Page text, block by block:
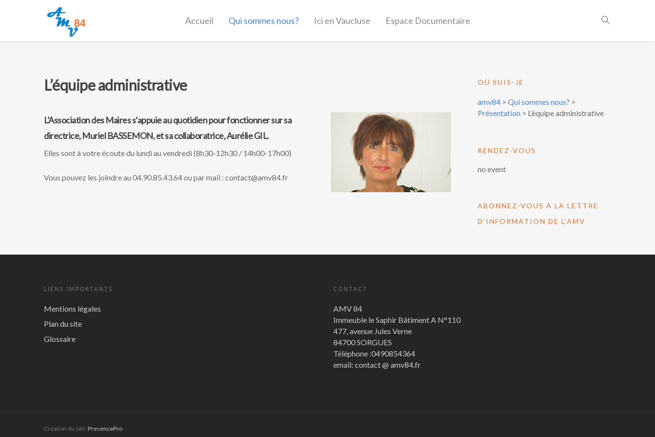
Accueil Qui sommes nous? Ici en Vaucluse Espace Documentaire
L’équipe administrative
L’Association des Maires s’appuie au quotidien pour fonctionner sur sa
directrice, Muriel BASSEMON, et sa collaboratrice, Aurélie GIL.
Elles sont à votre écoute du lundi au vendredi (8h30-12h30 / 14h00-17h00)
Vous pouvez les joindre au 04.90.85.43.64 ou par mail : contact@amv84.fr
OÙ SUIS-JE
amv84 >Qui sommes nous? >
Présentation > L’équipe administrative
RENDEZ-VOUS
no event
ABONNEZ-VOUS À LA LETTRE
D’INFORMATION DE L’AMV
LIENS IMPORTANTS
Mentions légales
Plan du site
Glossaire
CONTACT
AMV 84
Immeuble le Saphir Bâtiment A N°110
477, avenue Jules Verne
84700 SORGUES
Téléphone :0490854364
email: contact @ amv84.fr
Création du site: PresencePro